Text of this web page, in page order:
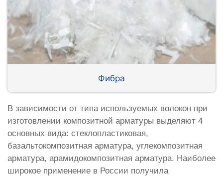
Фибра
В зависимости от типа используемых волокон при
изготовлении композитной арматуры выделяют 4
основных вида: стеклопластиковая,
базальтокомпозитная арматура, углекомпозитная
арматура, арамидокомпозитная арматура. Наиболее
широкое применение в России получила